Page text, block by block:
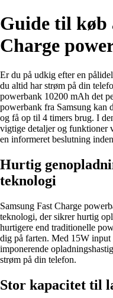
Guide til køb
Charge
Er du på udkig efter en
du altid har strøm på din
powerbank 10200 mAh det
powerbank fra Samsung kan
og få op til 4 timers brug. I
vigtige detaljer og funktioner
en informeret beslutning
Hurtig
teknologi
Samsung Fast Charge
teknologi, der sikrer hurtig
hurtigere end traditionelle
dig på farten. Med 15W
imponerende
strøm på din telefon.
Stor kapacitet til